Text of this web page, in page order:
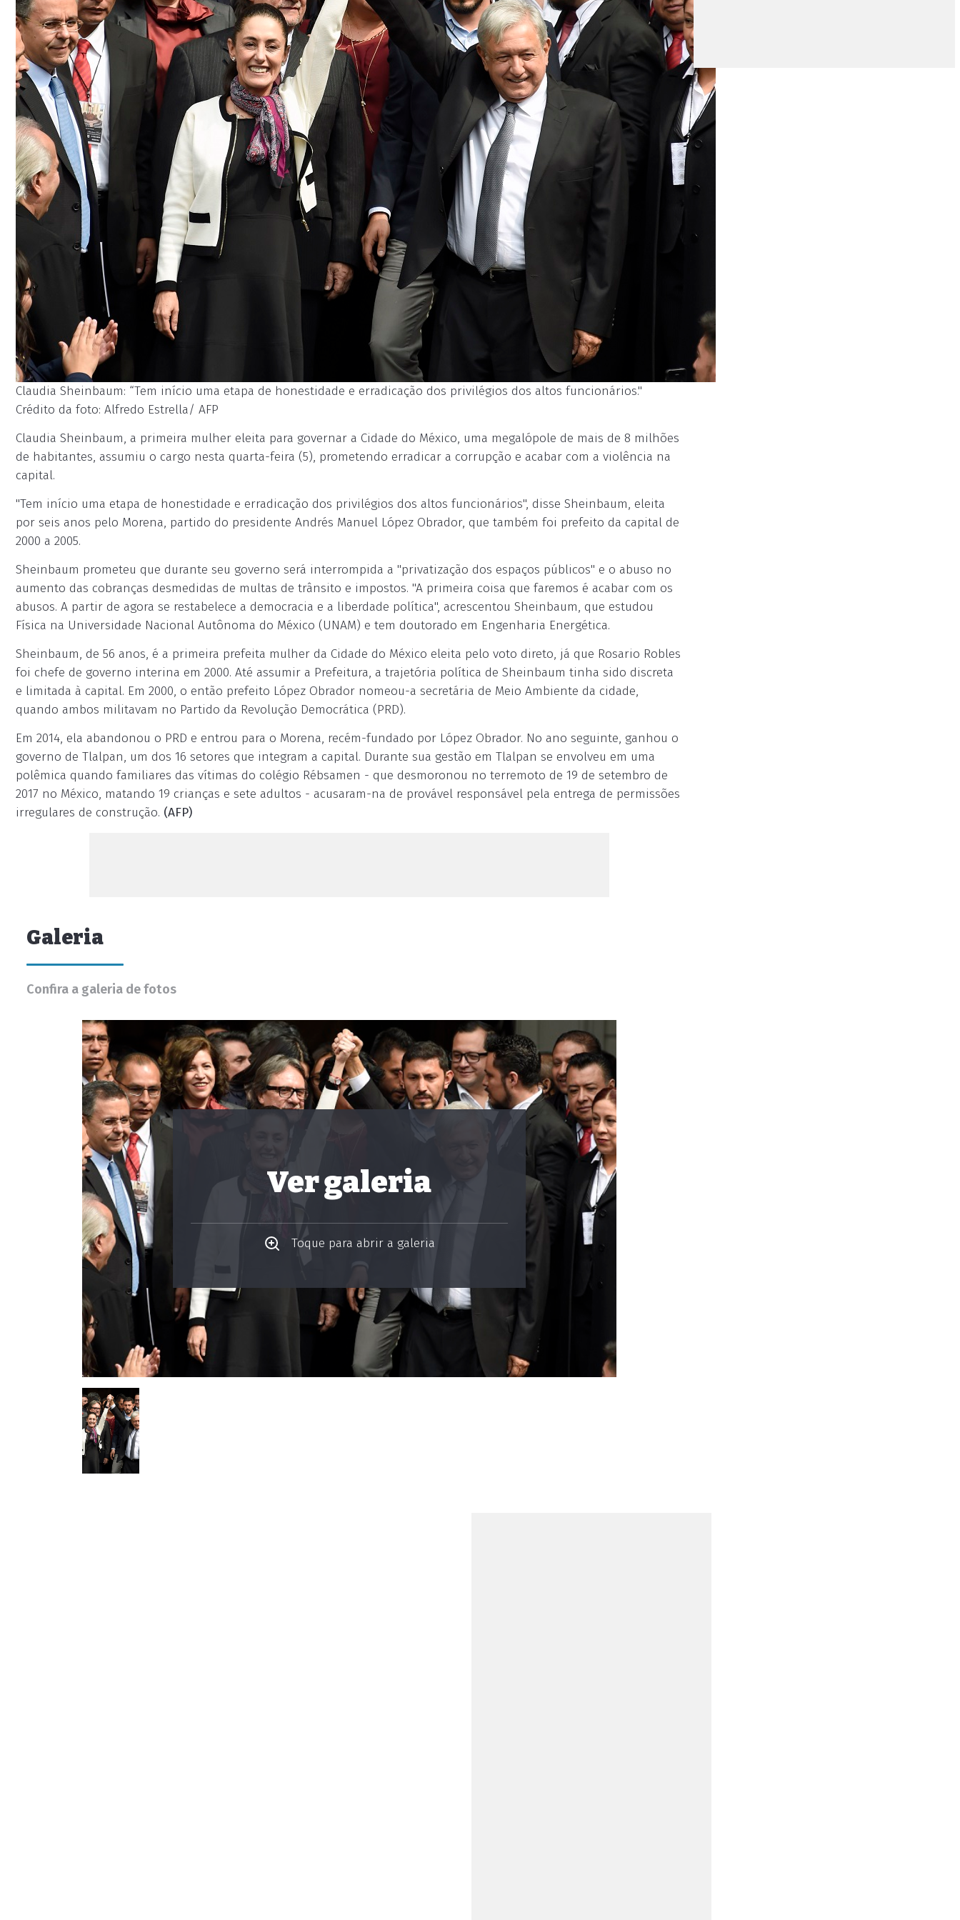
Claudia Sheinbaum: “Tem início uma etapa de honestidade e erradicação dos privilégios dos altos funcionários."
Crédito da foto: Alfredo Estrella/ AFP
Claudia Sheinbaum, a primeira mulher eleita para governar a Cidade do México, uma megalópole de mais de 8 milhões
de habitantes, assumiu o cargo nesta quarta-feira (5), prometendo erradicar a corrupção e acabar com a violência na
capital.
"Tem início uma etapa de honestidade e erradicação dos privilégios dos altos funcionários", disse Sheinbaum, eleita
por seis anos pelo Morena, partido do presidente Andrés Manuel López Obrador, que também foi prefeito da capital de
2000 a 2005.
Sheinbaum prometeu que durante seu governo será interrompida a "privatização dos espaços públicos" e o abuso no
aumento das cobranças desmedidas de multas de trânsito e impostos. "A primeira coisa que faremos é acabar com os
abusos. A partir de agora se restabelece a democracia e a liberdade política", acrescentou Sheinbaum, que estudou
Física na Universidade Nacional Autônoma do México (UNAM) e tem doutorado em Engenharia Energética.
Sheinbaum, de 56 anos, é a primeira prefeita mulher da Cidade do México eleita pelo voto direto, já que Rosario Robles
foi chefe de governo interina em 2000. Até assumir a Prefeitura, a trajetória política de Sheinbaum tinha sido discreta
e limitada à capital. Em 2000, o então prefeito López Obrador nomeou-a secretária de Meio Ambiente da cidade,
quando ambos militavam no Partido da Revolução Democrática (PRD).
Em 2014, ela abandonou o PRD e entrou para o Morena, recém-fundado por López Obrador. No ano seguinte, ganhou o
governo de Tlalpan, um dos 16 setores que integram a capital. Durante sua gestão em Tlalpan se envolveu em uma
polêmica quando familiares das vítimas do colégio Rébsamen - que desmoronou no terremoto de 19 de setembro de
2017 no México, matando 19 crianças e sete adultos - acusaram-na de provável responsável pela entrega de permissões
irregulares de construção. (AFP)
Galeria
Confira a galeria de fotos
Ver galeria
Toque para abrir a galeria